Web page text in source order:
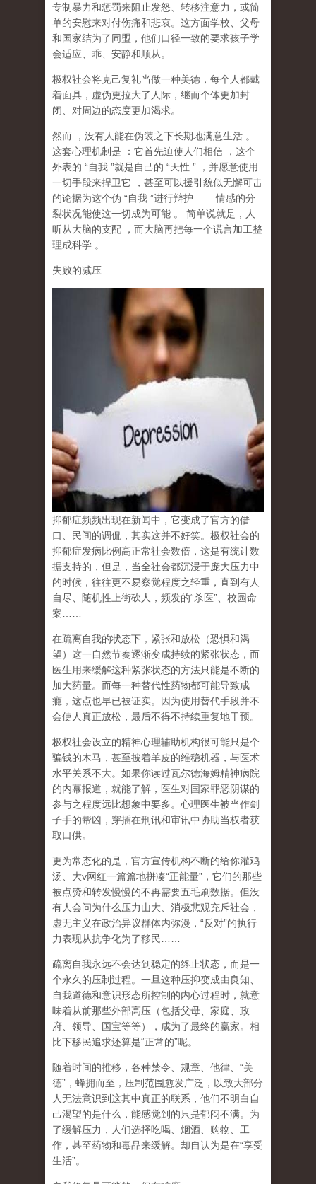
专制暴力和惩罚来阻止发怒、转移注意力，或简
单的安慰来对付伤痛和悲哀。这方面学校、父母
和国家结为了同盟，他们口径一致的要求孩子学
会适应、乖、安静和顺从。
极权社会将克己复礼当做一种美德，每个人都戴
着面具，虚伪更拉大了人际，继而个体更加封
闭、对周边的态度更加渴求。
然而 ，没有人能在伪装之下长期地满意生活 。
这套心理机制是
：它首先迫使人们相信
，这个
外表的 “自我 ”就是自己的 “天性 ”
，并愿意使用
一切手段来捍卫它
，甚至可以援引貌似无懈可击
的论据为这个伪 “自我 ”进行辩护 ——情感的分
裂状况能使这一切成为可能 。 简单说就是， 人
听从大脑的支配
，而大脑再把每一个谎言加工整
理成科学 。
失败的减压
抑郁症频频出现在新闻中，它变成了官方的借
口、民间的调侃，其实这并不好笑。极权社会的
抑郁症发病比例高正常社会数倍，这是有统计数
据支持的，但是，当全社会都沉浸于庞大压力中
的时候，往往更不易察觉程度之轻重，直到有人
自尽、随机性上街砍人，频发的“杀医” 、校园命
案
在疏离自我的状态下，紧张和放松（恐惧和渴
望）这一自然节奏逐渐变成持续的紧张状态，而
医生用来缓解这种紧张状态的方法只能是不断的
加大药量。而每一种替代性药物都可能导致成
瘾，这点也早已被证实。因为使用替代手段并不
会使人真正放松，最后不得不持续重复地干预。
极权社会设立的精神心理辅助机构很可能只是个
骗钱的木马，甚至披着羊皮的维稳机器，与医术
水平关系不大。如果你读过瓦尔德海姆精神病院
的内幕报道，就能了解，医生对国家罪恶阴谋的
参与之程度远比想象中要多。心理医生被当作刽
子手的帮凶，穿插在刑讯和审讯中协助当权者获
取口供。
更为常态化的是，官方宣传机构不断的给你灌鸡
汤、大v网红一篇篇地拼凑“正能量” ，它们的那些
被点赞和转发慢慢的不再需要五毛刷数据。但没
有人会问为什么压力山大、消极悲观充斥社会，
虚无主义在政治异议群体内弥漫， “反对”的执行
力表现从抗争化为了移民
疏离自我永远不会达到稳定的终止状态，而是一
个永久的压制过程。一旦这种压抑变成由良知、
自我道德和意识形态所控制的内心过程时，就意
味着从前那些外部高压（包括父母、家庭、政
府、领导、国宝等等），成为了最终的赢家。相
比下移民追求还算是“正常的”呢。
随着时间的推移，各种禁令、规章、他律、 “美
德” ，蜂拥而至，压制范围愈发广泛，以致大部分
人无法意识到这其中真正的联系，他们不明白自
己渴望的是什么，能感觉到的只是郁闷不满。为
了缓解压力，人们选择吃喝、烟酒、购物、工
作，甚至药物和毒品来缓解。却自认为是在“享受
生活”。